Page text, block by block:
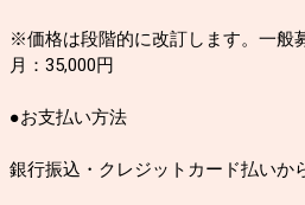
※価格は段階的に改訂します。一般
月：35,000円
●お支払い方法
銀行振込・クレジットカード払いか